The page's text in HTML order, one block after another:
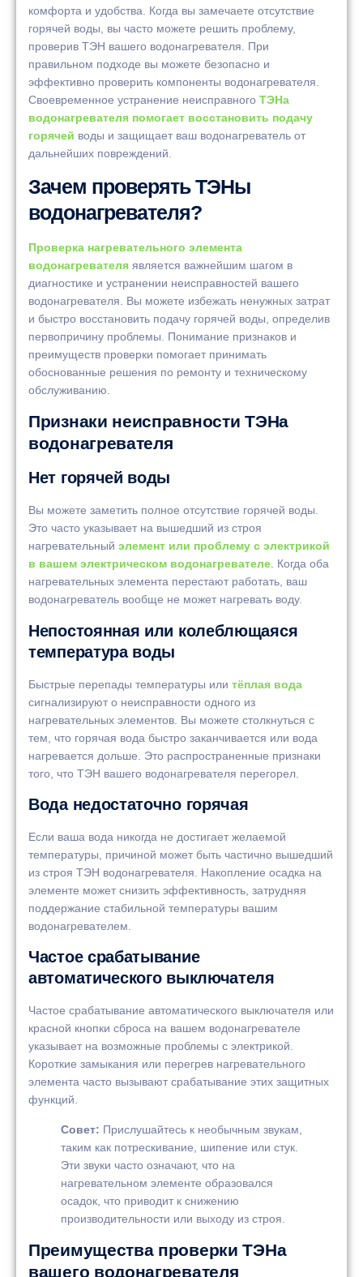
комфорта и удобства. Когда вы замечаете отсутствие
горячей воды, вы часто можете решить проблему,
проверив ТЭН вашего водонагревателя. При
правильном подходе вы можете безопасно и
эффективно проверить компоненты водонагревателя.
Своевременное устранение неисправного ТЭНа
водонагревателя помогает восстановить подачу
горячей воды и защищает ваш водонагреватель от
дальнейших повреждений.
Зачем проверять ТЭНы
водонагревателя?
Проверка нагревательного элемента
водонагревателя является важнейшим шагом в
диагностике и устранении неисправностей вашего
водонагревателя. Вы можете избежать ненужных затрат
и быстро восстановить подачу горячей воды, определив
первопричину проблемы. Понимание признаков и
преимуществ проверки помогает принимать
обоснованные решения по ремонту и техническому
обслуживанию.
Признаки неисправности ТЭНа
водонагревателя
Нет горячей воды
Вы можете заметить полное отсутствие горячей воды.
Это часто указывает на вышедший из строя
нагревательный элемент или проблему с электрикой
в вашем электрическом водонагревателе. Когда оба
нагревательных элемента перестают работать, ваш
водонагреватель вообще не может нагревать воду.
Непостоянная или колеблющаяся
температура воды
Быстрые перепады температуры или тёплая вода
сигнализируют о неисправности одного из
нагревательных элементов. Вы можете столкнуться с
тем, что горячая вода быстро заканчивается или вода
нагревается дольше. Это распространенные признаки
того, что ТЭН вашего водонагревателя перегорел.
Вода недостаточно горячая
Если ваша вода никогда не достигает желаемой
температуры, причиной может быть частично вышедший
из строя ТЭН водонагревателя. Накопление осадка на
элементе может снизить эффективность, затрудняя
поддержание стабильной температуры вашим
водонагревателем.
Частое срабатывание
автоматического выключателя
Частое срабатывание автоматического выключателя или
красной кнопки сброса на вашем водонагревателе
указывает на возможные проблемы с электрикой.
Короткие замыкания или перегрев нагревательного
элемента часто вызывают срабатывание этих защитных
функций.
Совет: Прислушайтесь к необычным звукам,
таким как потрескивание, шипение или стук.
Эти звуки часто означают, что на
нагревательном элементе образовался
осадок, что приводит к снижению
производительности или выходу из строя.
Преимущества проверки ТЭНа
вашего водонагревателя